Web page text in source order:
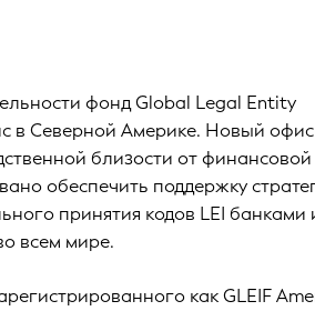
фонд Global Legal Entity
в Северной Америке. Новый офис
близости от финансовой
обеспечить поддержку
принятия кодов LEI банками
всем мире.
как GLEIF